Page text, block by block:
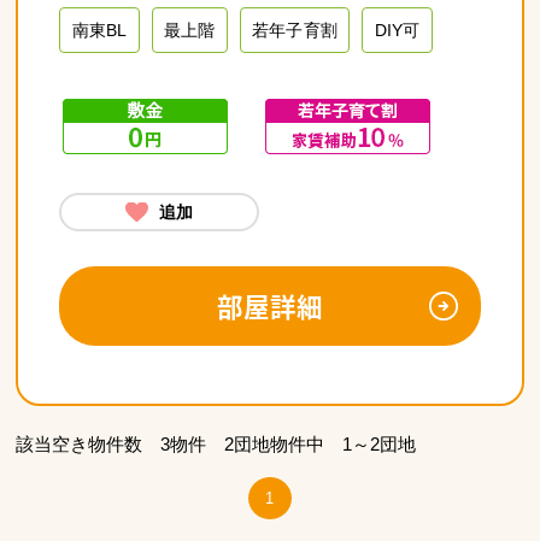
南東BL 最上階 若年子育割 DIY可
追加
部屋詳細
該当空き物件数 3物件 2団地物件中 1～2団地
1